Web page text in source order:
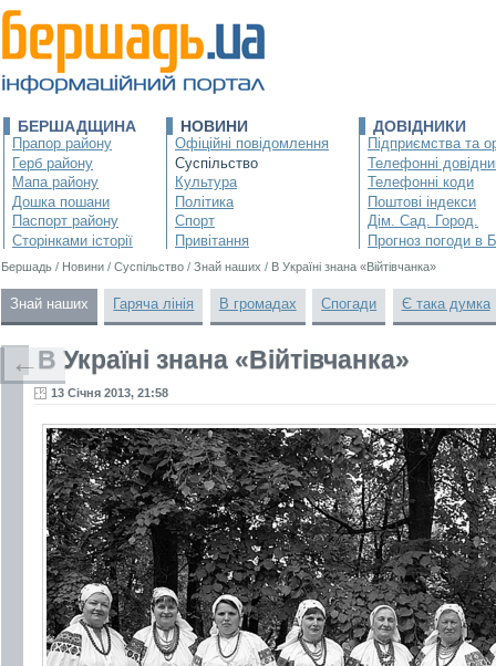
БЕРШАДЩИНА
Прапор району
Герб району
Мапа району
Дошка пошани
Паспорт району
Сторінками історії
НОВИНИ
Офіційні повідомлення
Суспільство
Культура
Політика
Спорт
Привітання
ДОВІДНИКИ
Підприємства та
Телефонні
Телефонні коди
Поштові індекси
Дім. Сад. Город.
Прогноз погоди в
Бершадь / Новини / Суспільство / Знай наших / В Україні знана «Війтівчанка»
Знай наших Гаряча лінія В громадах Спогади Є така думка
В Україні знана «Війтівчанка»
13 Січня 2013, 21:58
←